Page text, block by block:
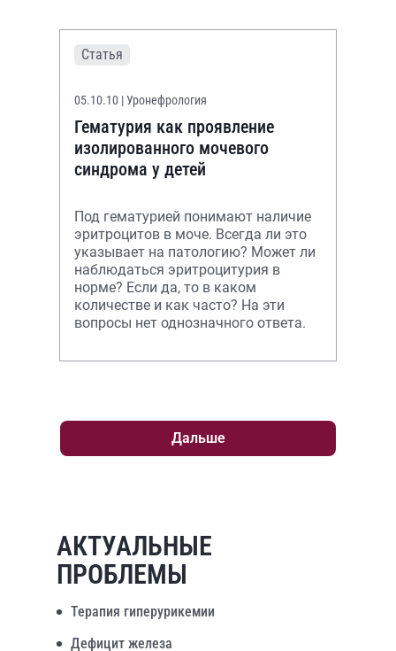
Статья
05.10.10 | Уронефрология
Гематурия как проявление
изолированного мочевого
синдрома у детей
Под гематурией понимают наличие
эритроцитов в моче. Всегда ли это
указывает на патологию? Может ли
наблюдаться эритроцитурия в
норме? Если да, то в каком
количестве и как часто? На эти
вопросы нет однозначного ответа.
Дальше
АКТУАЛЬНЫЕ
ПРОБЛЕМЫ
Терапия гиперурикемии
Дефицит железа